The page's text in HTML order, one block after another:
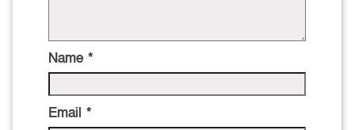
Name *
Email *